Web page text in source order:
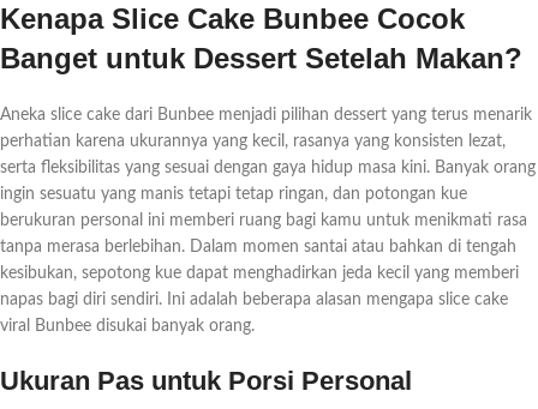
Kenapa Slice Cake Bunbee Cocok
Banget untuk Dessert Setelah Makan?
Aneka slice cake dari Bunbee menjadi pilihan dessert yang terus menarik
perhatian karena ukurannya yang kecil, rasanya yang konsisten lezat,
serta fleksibilitas yang sesuai dengan gaya hidup masa kini. Banyak orang
ingin sesuatu yang manis tetapi tetap ringan, dan potongan kue
berukuran personal ini memberi ruang bagi kamu untuk menikmati rasa
tanpa merasa berlebihan. Dalam momen santai atau bahkan di tengah
kesibukan, sepotong kue dapat menghadirkan jeda kecil yang memberi
napas bagi diri sendiri. Ini adalah beberapa alasan mengapa slice cake
viral Bunbee disukai banyak orang.
Ukuran Pas untuk Porsi Personal